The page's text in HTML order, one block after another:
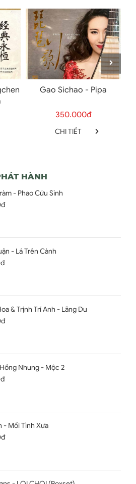
HÀNH
- Phao Cứu Sinh
- Lá Trên Cành
& Trịnh Trí Anh - Lãng Du
Nhung - Mộc 2
- Mối Tình Xưa
Gao Sichao - Pipa
350.000đ
CHI TIẾT